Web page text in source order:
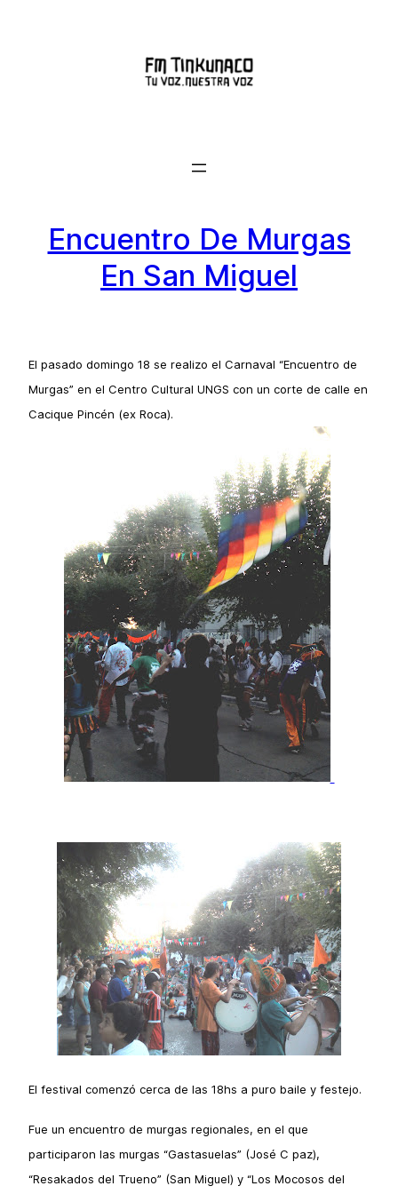
Encuentro De Murgas
En San Miguel
El pasado domingo 18 se realizo el Carnaval “Encuentro de
Murgas” en el Centro Cultural UNGS con un corte de calle en
Cacique Pincén (ex Roca).
El festival comenzó cerca de las 18hs a puro baile y festejo.
Fue un encuentro de murgas regionales, en el que
participaron las murgas “Gastasuelas” (José C paz),
“Resakados del Trueno” (San Miguel) y “Los Mocosos del